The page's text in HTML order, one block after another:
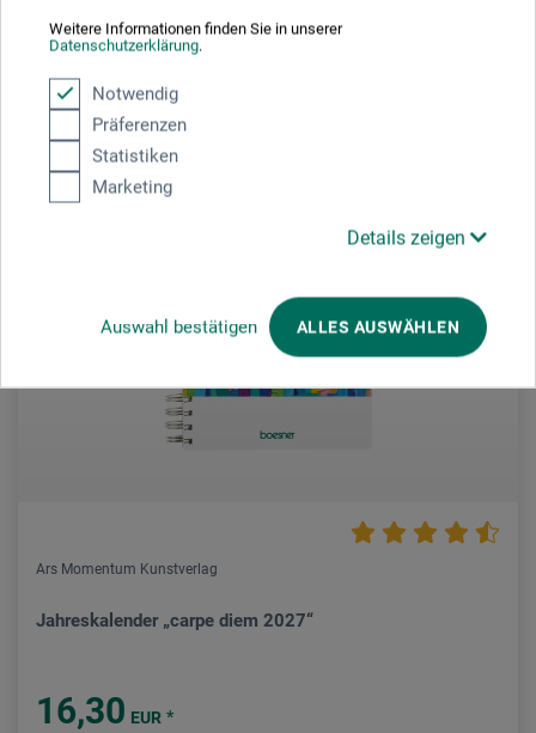
Weitere Informationen finden Sie in unserer
Datenschutzerklärung.
Notwendig
Präferenzen
Statistiken
Marketing
Details zeigen
Auswahl bestätigen ALLES AUSWÄHLEN
zzgl. Versandkosten
Ars Momentum Kunstverlag
Jahreskalender „carpe diem 2027“
16,30 EUR *